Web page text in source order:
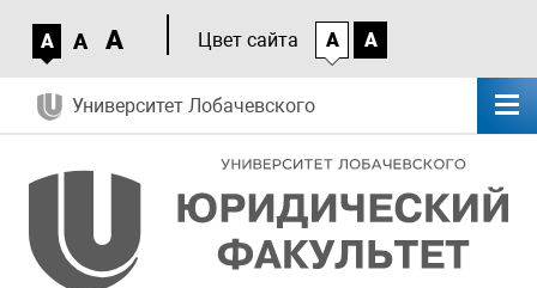
A A A Цвет сайта A A
Университет Лобачевского